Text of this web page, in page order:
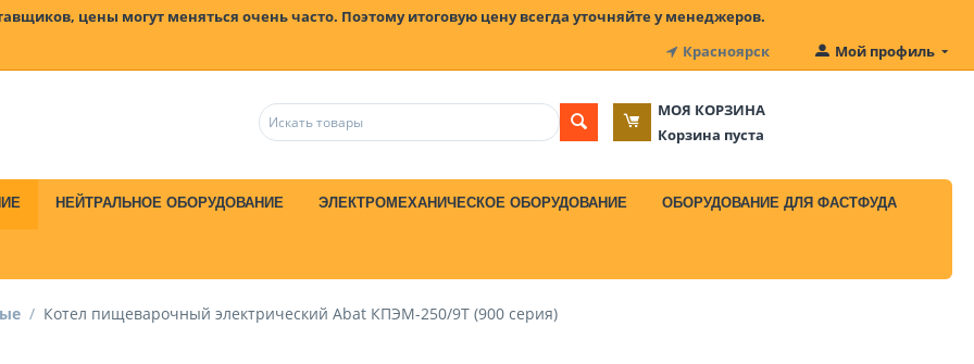
цены могут меняться очень часто. Поэтому итоговую цену всегда уточняйте у менеджеров.
Красноярск
Мой профиль
МОЯ КОРЗИНА
Корзина пуста
НЕЙТРАЛЬНОЕ ОБОРУДОВАНИЕ ЭЛЕКТРОМЕХАНИЧЕСКОЕ ОБОРУДОВАНИЕ ОБОРУДОВАНИЕ ДЛЯ ФАСТФУДА
/ Котел пищеварочный электрический Abat КПЭМ-250/9Т (900 серия)